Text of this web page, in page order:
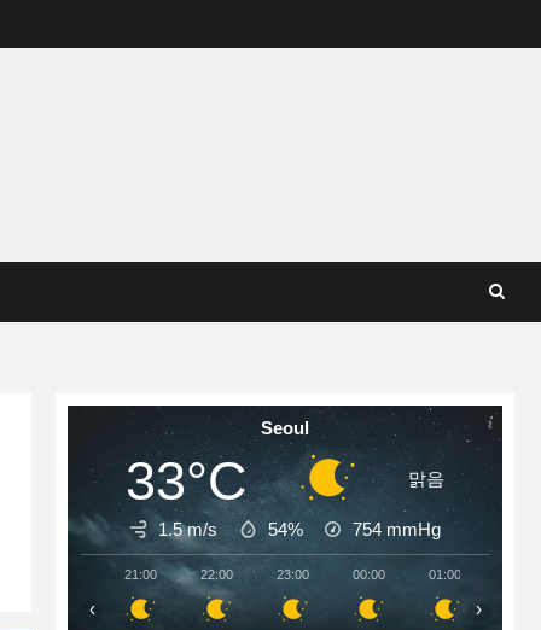
Seoul
33°C 맑음
1.5 m/s 54% 754 mmHg
21:00 22:00 23:00 00:00 01:00
‹ ›